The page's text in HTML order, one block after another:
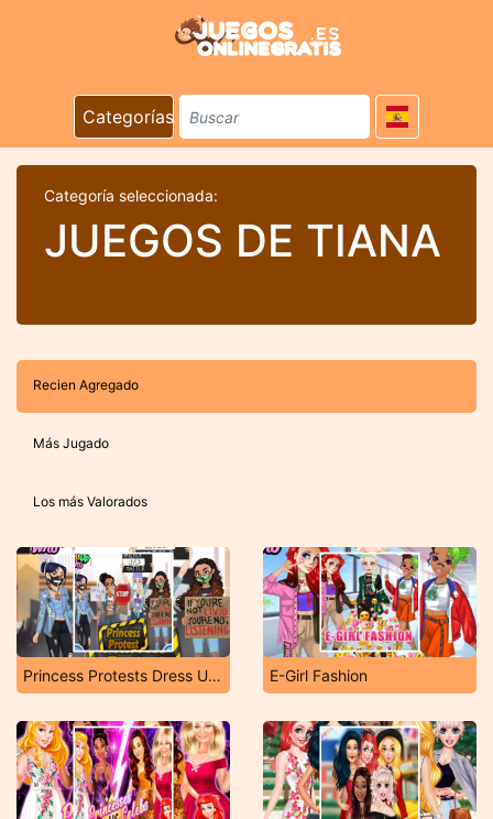
Categorías
Categoría seleccionada:
JUEGOS DE TIANA
Recien Agregado
Más Jugado
Los más Valorados
Princess Protests Dress Up Game E-Girl Fashion